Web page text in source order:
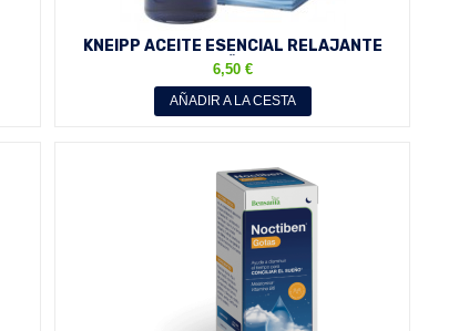
KNEIPP ACEITE ESENCIAL RELAJANTE
PARA BAÑO 100 ML
6,50 €
AÑADIR A LA CESTA